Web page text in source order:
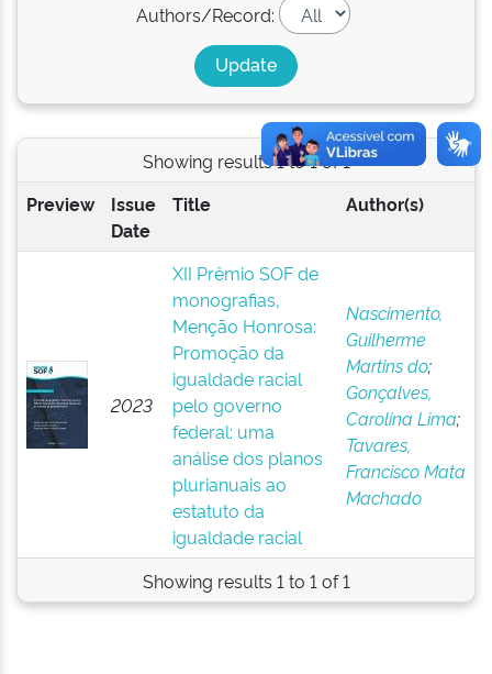
Authors/Record:
Showing results 1 to 1 of 1
Preview
Issue
Date
Title Author(s)
2023
XII Prêmio SOF de
monografias,
Menção Honrosa:
Promoção da
igualdade racial
pelo governo
federal: uma
análise dos planos
plurianuais ao
estatuto da
igualdade racial
Nascimento,
Guilherme
Martins do;
Gonçalves,
Carolina Lima;
Tavares,
Francisco Mata
Machado
Showing results 1 to 1 of 1